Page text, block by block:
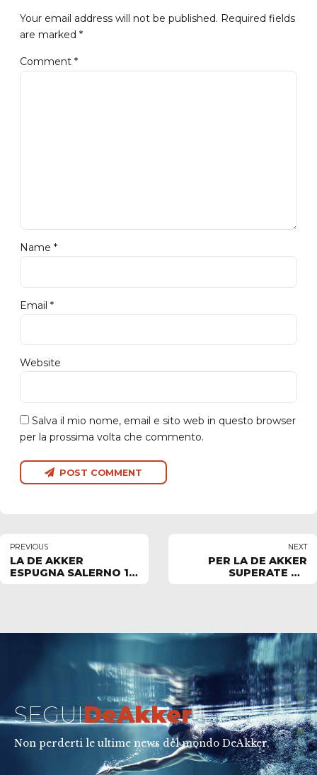
Your email address will not be published. Required fields
are marked *
Comment *
Name *
Email *
Website
Salva il mio nome, email e sito web in questo browser
per la prossima volta che commento.
POST COMMENT
PREVIOUS
LA DE AKKER
ESPUGNA SALERNO 15-
NEXT
PER LA DE AKKER
SUPERATE UN
SEGUIDeAkker
Non perderti le ultime news del mondo DeAkker,